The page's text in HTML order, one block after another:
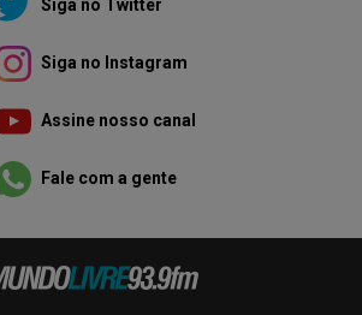
Siga no Twitter
Siga no Instagram
Assine nosso canal
Fale com a gente